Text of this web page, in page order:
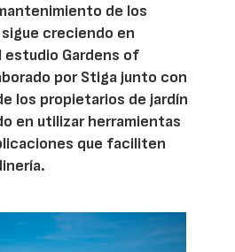
de los
creciendo en
estudio Gardens of
por Stiga junto con
los propietarios de jardín
en utilizar herramientas
que faciliten